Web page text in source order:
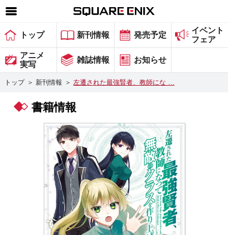
SQUARE ENIX 公式サイトメニュー
ゲーム
マガジン＆ブックス
グッズ
会社情報 採用情報
スクウェア・エニックス サイト内検索
トップ 新刊情報 発売予定
イベント
フェア
アニメ
実写
雑誌情報 お知らせ
トップ ＞ 新刊情報 ＞ 左遷された最強賢者、教師にな …
書籍情報